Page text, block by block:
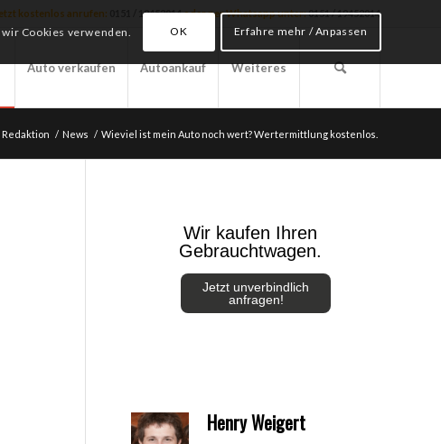
kostenlos anrufen: 0151 / 19452014oder per Whatsapp unter:0151 / 19452014
Auto verkaufen Autoankauf Weiteres
/ News / Wieviel ist mein Auto noch wert? Wertermittlung kostenlos.
Wir kaufen Ihren
Gebrauchtwagen.
Jetzt unverbindlich
anfragen!
Henry Weigert
Cookies verwenden. OK Erfahre mehr / Anpassen